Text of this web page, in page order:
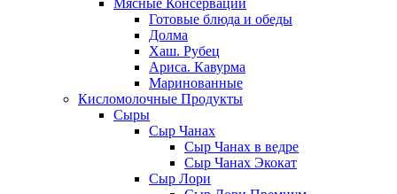
Мясные Консервации
Готовые блюда и обеды
Долма
Хаш. Рубец
Ариса. Кавурма
Маринованные
Кисломолочные Продукты
Сыры
Сыр Чанах
Сыр Чанах в ведре
Сыр Чанах Экокат
Сыр Лори